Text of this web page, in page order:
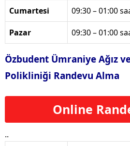
Cumartesi 09:30 – 01:00
Pazar 09:30 – 01:00
Özbudent Ümraniye Ağız ve
Polikliniği Randevu Alma
Online
..